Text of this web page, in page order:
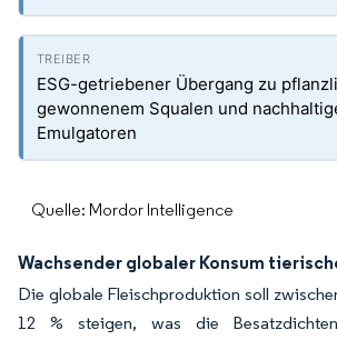
ESG-getriebener Übergang zu
gewonnenem Squalen und
Emulgatoren
Quelle: Mordor Intelligence
Wachsender globaler Konsum
Die globale Fleischproduktion soll
12 % steigen, was die